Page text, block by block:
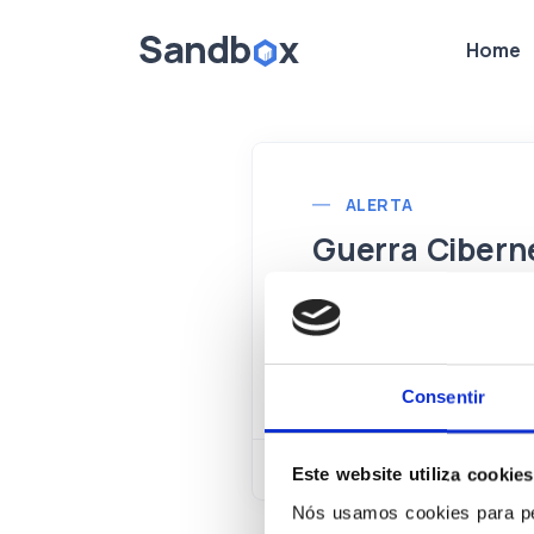
Consentir
Este website utiliza cookies
Nós usamos cookies para
Home
ALERTA
Guerra
Entrevista CBN, em
a proliferação de